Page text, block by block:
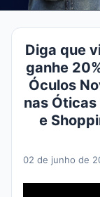
Diga que
ganhe
Óculos
nas
e
02 de junho de